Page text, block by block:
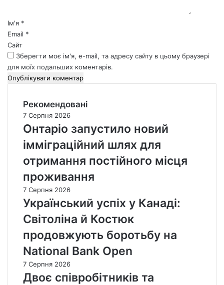
*Ім'я *
Email *
Сайт
Зберегти моє ім'я, e-mail, та адресу сайту в цьому браузері
для моїх подальших коментарів.
Рекомендовані
7 Серпня 2026
Онтаріо запустило новий
імміграційний шлях для
отримання постійного місця
проживання
7 Серпня 2026
Український успіх у Канаді:
Світоліна й Костюк
продовжують боротьбу на
National Bank Open
7 Серпня 2026
Двоє співробітників та